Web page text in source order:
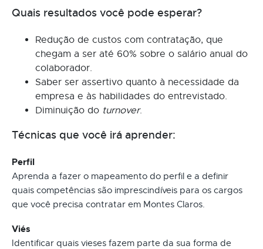
Quais resultados você pode esperar?
Redução de custos com contratação, que
chegam a ser até 60% sobre o salário anual do
colaborador.
Saber ser assertivo quanto à necessidade da
empresa e às habilidades do entrevistado.
Diminuição do turnover.
Técnicas que você irá aprender:
Perfil
Aprenda a fazer o mapeamento do perfil e a definir
quais competências são imprescindíveis para os cargos
que você precisa contratar em Montes Claros.
Viés
Identificar quais vieses fazem parte da sua forma de